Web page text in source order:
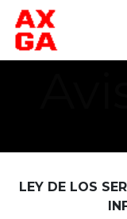
Ir al contenido
LEY DE LOS